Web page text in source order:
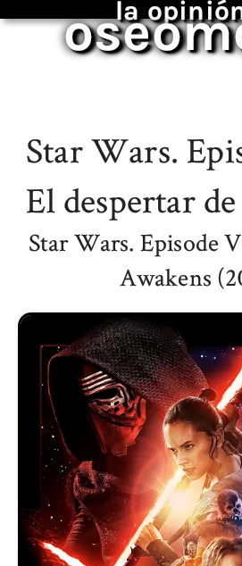
la
Star Wars.
El despertar
Star Wars. Episode
Awakens